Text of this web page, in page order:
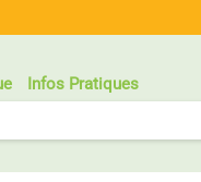
Infos Pratiques